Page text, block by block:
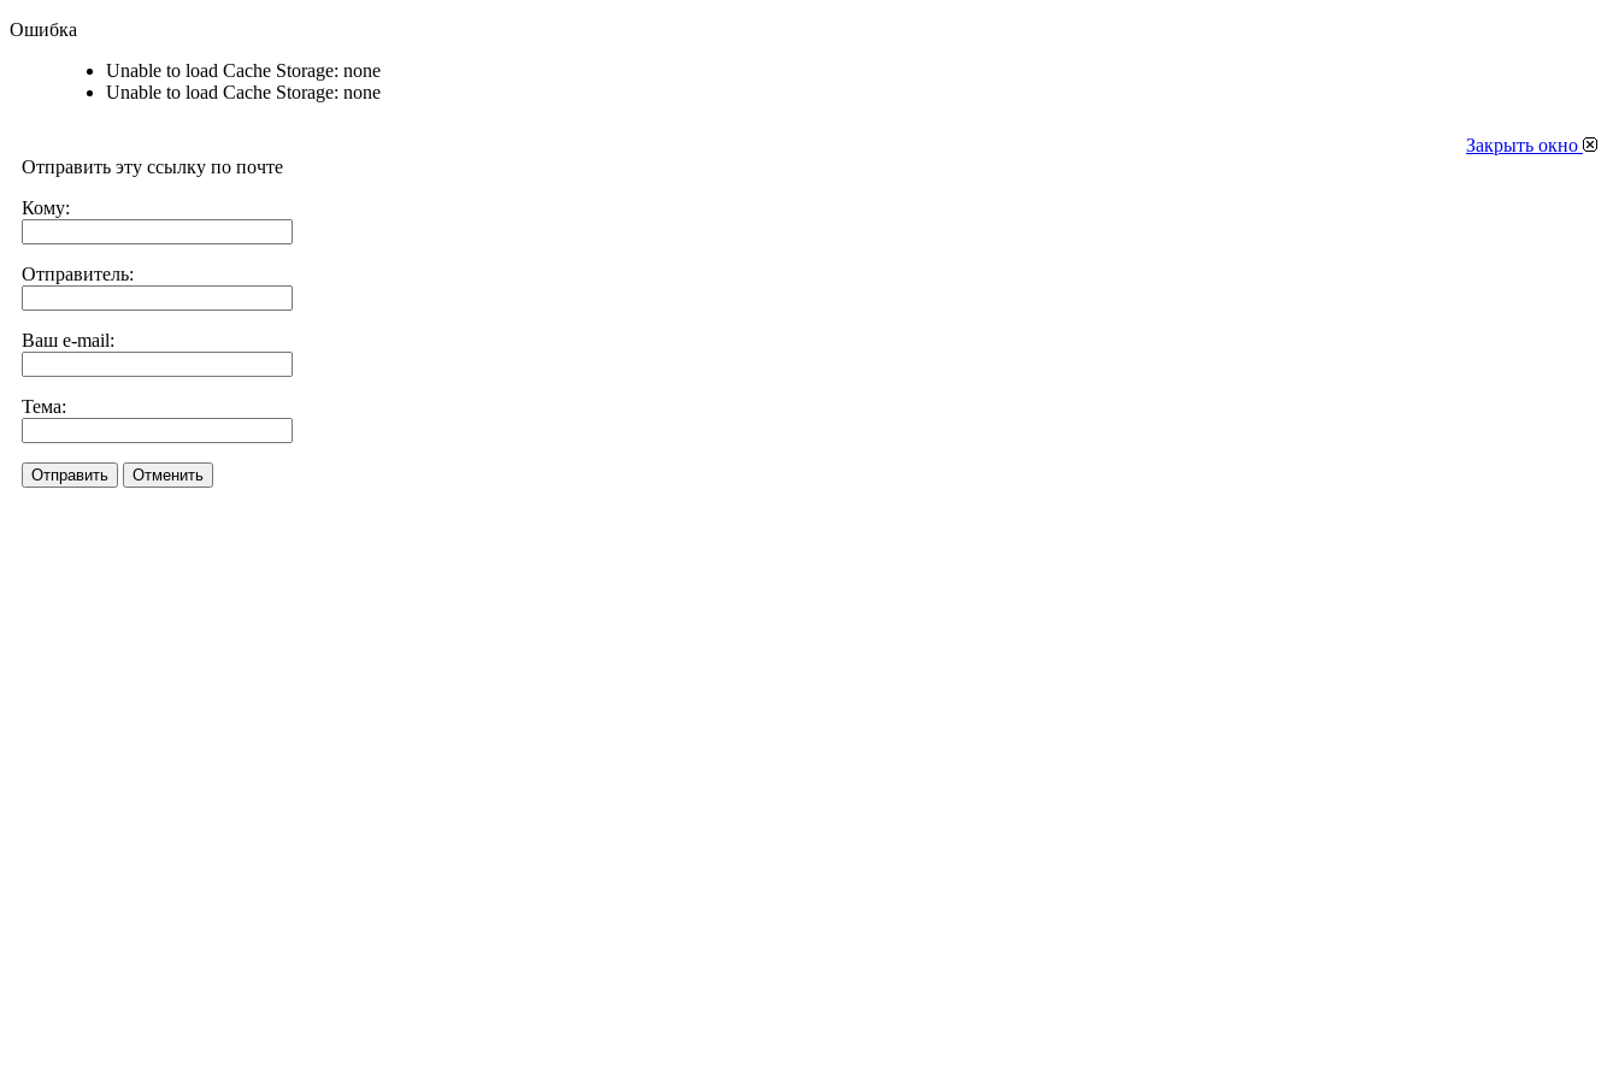
Ошибка
Unable to load Cache Storage: none
Unable to load Cache Storage: none
Закрыть окно
Отправить эту ссылку по почте
Кому:
Отправитель:
Ваш e-mail:
Тема:
Отправить Отменить